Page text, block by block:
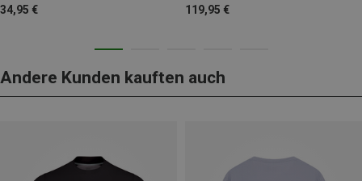
34,95 €
119,95 €
Andere Kunden kauften auch